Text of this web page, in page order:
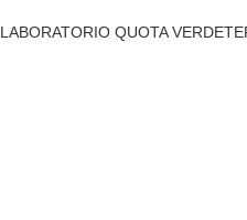
LABORATORIO QUOTA VERDE